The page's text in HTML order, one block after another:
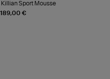
189,00 €
Sport Mousse